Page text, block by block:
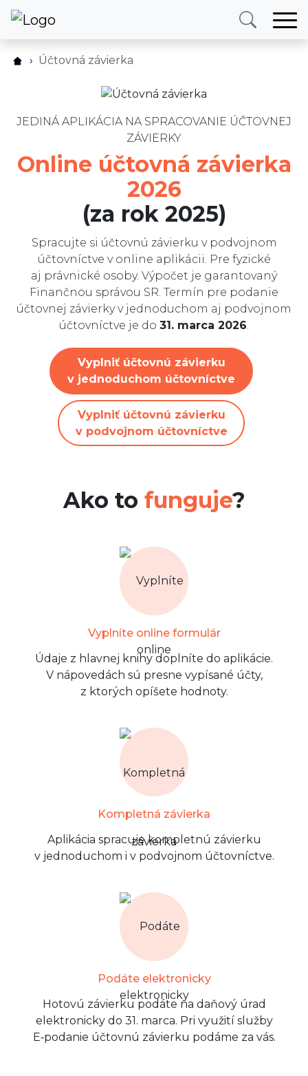
Daňové priznanie online
Naše služby
Prihlásiť sa
Telefón
(+421) 233 331 092
E-mail
podpora@neotax.sk
Ako to funguje?
Cenník
Ostatné služby
Účtovná závierka
JEDINÁ APLIKÁCIA NA SPRACOVANIE ÚČTOVNEJ
ZÁVIERKY
Online účtovná závierka
2026
(za rok 2025)
Spracujte si účtovnú závierku v podvojnom
účtovníctve v online aplikácii. Pre fyzické
aj právnické osoby. Výpočet je garantovaný
Finančnou správou SR. Termín pre podanie
účtovnej závierky v jednoduchom aj podvojnom
účtovníctve je do 31. marca 2026
Vyplniť účtovnú závierku
v jednoduchom účtovníctve
Vyplniť účtovnú závierku
v podvojnom účtovníctve
Ako to funguje?
Vyplníte online formulár
Údaje z hlavnej knihy doplníte do aplikácie.
V nápovedách sú presne vypísané účty,
z ktorých opíšete hodnoty.
Kompletná závierka
Aplikácia spracuje kompletnú závierku
v jednoduchom i v podvojnom účtovníctve.
Podáte elektronicky
Hotovú závierku podáte na daňový úrad
elektronicky do 31. marca. Pri využití služby
E‑podanie účtovnú závierku podáme za vás.